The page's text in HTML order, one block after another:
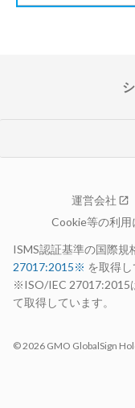
Advanceシリーズ
仕様・機能
構成例
99.99%稼働率保証
サポート
お申し込みの流れ
運営会社 open_in_new
Cookie等の利用
ISMS認証基準の国際規
27017:2015※ を取得し
※ISO/IEC 27017:2015
て取得しています。
© 2026 GMO GlobalSign